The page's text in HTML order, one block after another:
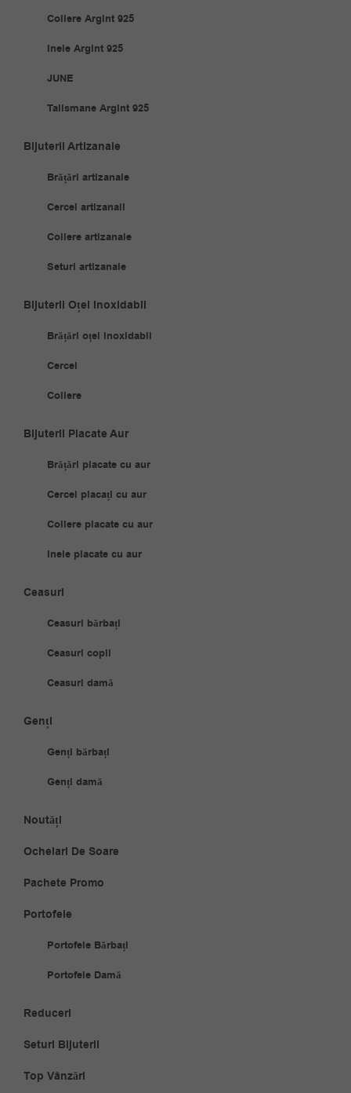
Coliere Argint 925
Inele Argint 925
JUNE
Talismane Argint 925
Bijuterii Artizanale
Brățări artizanale
Cercei artizanali
Coliere artizanale
Seturi artizanale
Bijuterii Oțel Inoxidabil
Brățări oțel inoxidabil
Cercei
Coliere
Bijuterii Placate Aur
Brățări placate cu aur
Cercei placați cu aur
Coliere placate cu aur
Inele placate cu aur
Ceasuri
Ceasuri bărbați
Ceasuri copii
Ceasuri damă
Genți
Genți bărbați
Genți damă
Noutăți
Ochelari De Soare
Pachete Promo
Portofele
Portofele Bărbați
Portofele Damă
Reduceri
Seturi Bijuterii
Top Vânzări